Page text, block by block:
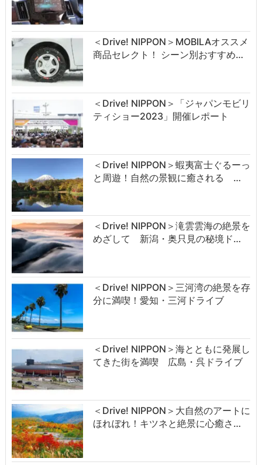
＜Drive! NIPPON＞MOBILAオススメ
商品セレクト！ シーン別おすすめ…
＜Drive! NIPPON＞「ジャパンモビリ
ティショー2023」開催レポート
＜Drive! NIPPON＞蝦夷富士ぐるーっ
と周遊！自然の景観に癒される …
＜Drive! NIPPON＞滝雲雲海の絶景を
めざして 新潟・奥只見の秘境ド…
＜Drive! NIPPON＞三河湾の絶景を存
分に満喫！愛知・三河ドライブ
＜Drive! NIPPON＞海とともに発展し
てきた街を満喫 広島・呉ドライブ
＜Drive! NIPPON＞大自然のアートに
ほれぼれ！キツネと絶景に心癒さ…